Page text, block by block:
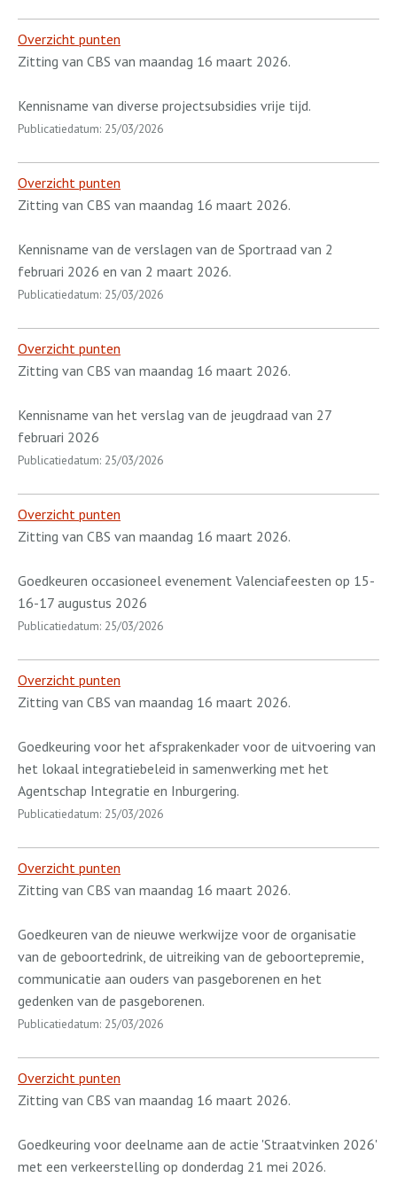
Overzicht punten
Zitting van CBS van maandag 16 maart 2026.
Kennisname van diverse projectsubsidies vrije tijd.
Publicatiedatum: 25/03/2026
Overzicht punten
Zitting van CBS van maandag 16 maart 2026.
Kennisname van de verslagen van de Sportraad van 2
februari 2026 en van 2 maart 2026.
Publicatiedatum: 25/03/2026
Overzicht punten
Zitting van CBS van maandag 16 maart 2026.
Kennisname van het verslag van de jeugdraad van 27
februari 2026
Publicatiedatum: 25/03/2026
Overzicht punten
Zitting van CBS van maandag 16 maart 2026.
Goedkeuren occasioneel evenement Valenciafeesten op 15-
16-17 augustus 2026
Publicatiedatum: 25/03/2026
Overzicht punten
Zitting van CBS van maandag 16 maart 2026.
Goedkeuring voor het afsprakenkader voor de uitvoering van
het lokaal integratiebeleid in samenwerking met het
Agentschap Integratie en Inburgering.
Publicatiedatum: 25/03/2026
Overzicht punten
Zitting van CBS van maandag 16 maart 2026.
Goedkeuren van de nieuwe werkwijze voor de organisatie
van de geboortedrink, de uitreiking van de geboortepremie,
communicatie aan ouders van pasgeborenen en het
gedenken van de pasgeborenen.
Publicatiedatum: 25/03/2026
Overzicht punten
Zitting van CBS van maandag 16 maart 2026.
Goedkeuring voor deelname aan de actie 'Straatvinken 2026'
met een verkeerstelling op donderdag 21 mei 2026.